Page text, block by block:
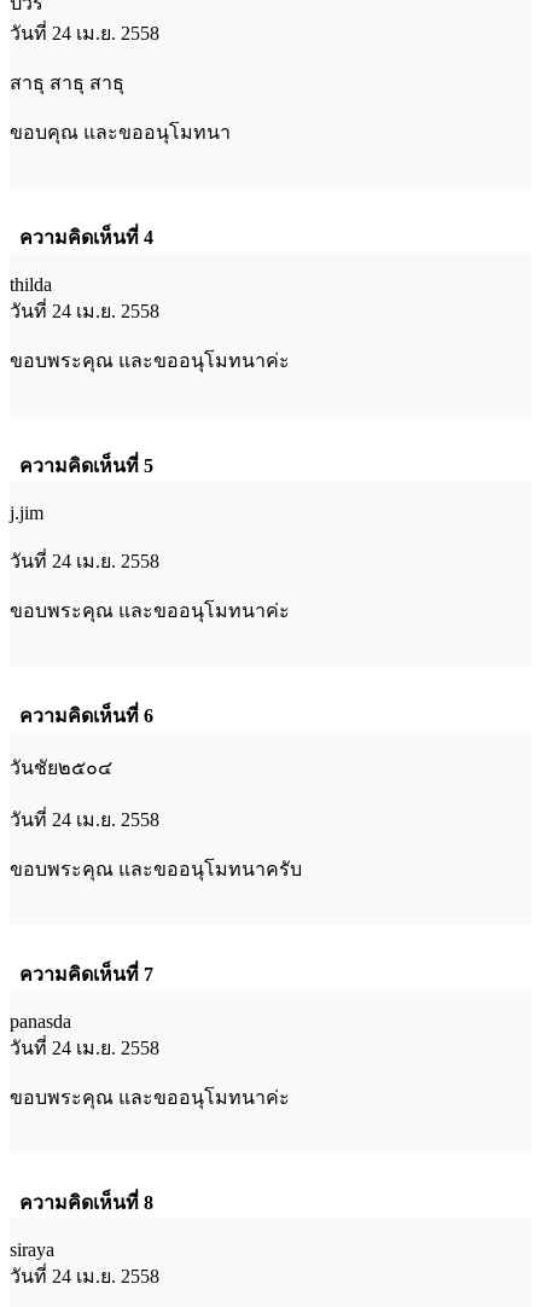
วันที่ 24 เม.ย. 2558
สาธุ สาธุ สาธุ
ขอบคุณ และขออนุโมทนา
ความคิดเห็นที่ 4
thilda
วันที่ 24 เม.ย. 2558
ขอบพระคุณ และขออนุโมทนาค่ะ
ความคิดเห็นที่ 5
j.jim
วันที่ 24 เม.ย. 2558
ขอบพระคุณ และขออนุโมทนาค่ะ
ความคิดเห็นที่ 6
วันชัย๒๕๐๔
วันที่ 24 เม.ย. 2558
ขอบพระคุณ และขออนุโมทนาครับ
ความคิดเห็นที่ 7
panasda
วันที่ 24 เม.ย. 2558
ขอบพระคุณ และขออนุโมทนาค่ะ
ความคิดเห็นที่ 8
siraya
วันที่ 24 เม.ย. 2558